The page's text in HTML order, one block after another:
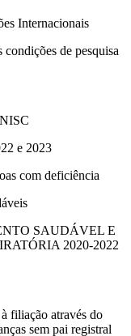
Internacionais
de pesquisa
e 2023
com deficiência
SAUDÁVEL E
2020-2022
filiação através do
sem pai registral